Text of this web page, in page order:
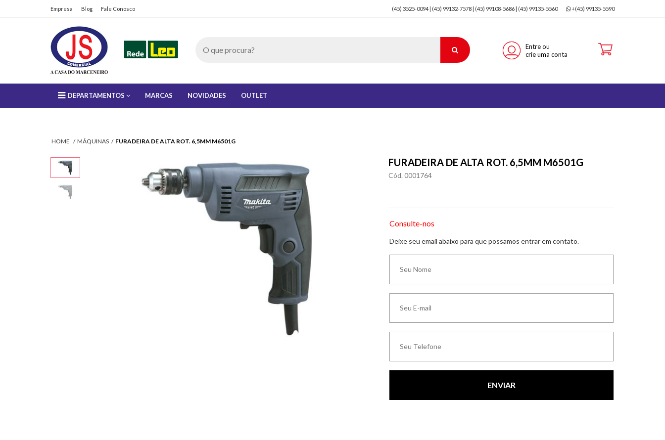
Empresa Blog Fale Conosco (45) 3525-0094 | (45) 99132-7578 | (45) 99108-5686 | (45) 99135-5560 +(45) 99135-5590
Entre ou
crie uma conta
DEPARTAMENTOS MARCAS NOVIDADES OUTLET
HOME MÁQUINAS FURADEIRA DE ALTA ROT. 6,5MM M6501G
FURADEIRA DE ALTA ROT. 6,5MM M6501G
Cód. 0001764
Consulte-nos
Deixe seu email abaixo para que possamos entrar em contato.
ENVIAR